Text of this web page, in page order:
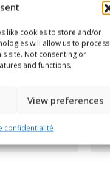
like cookies to store and/or
will allow us to process
site. Not consenting or
and functions.
View preferences
confidentialité
out
» a